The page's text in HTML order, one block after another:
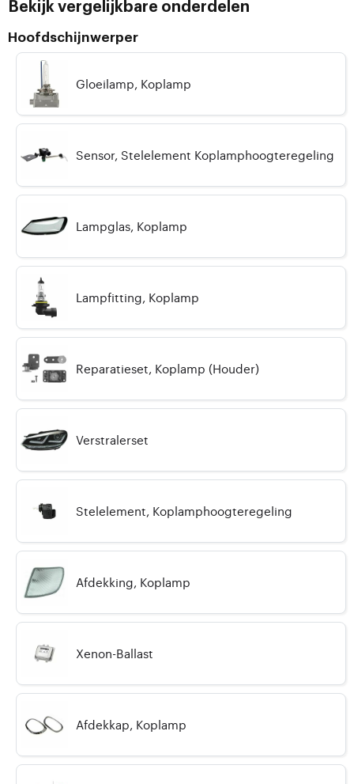
Bekijk vergelijkbare onderdelen
Hoofdschijnwerper
Gloeilamp, Koplamp
Sensor, Stelelement Koplamphoogteregeling
Lampglas, Koplamp
Lampfitting, Koplamp
Reparatieset, Koplamp (Houder)
Verstralerset
Stelelement, Koplamphoogteregeling
Afdekking, Koplamp
Xenon-Ballast
Afdekkap, Koplamp